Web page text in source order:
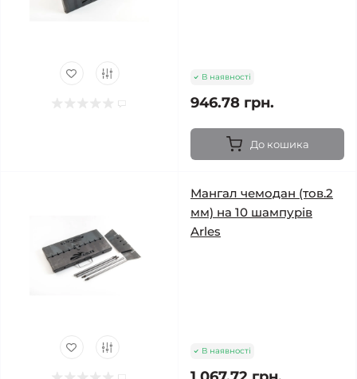
В наявності
946.78 грн.
До кошика
Мангал чемодан (тов.2
мм) на 10 шампурів
Arles
В наявності